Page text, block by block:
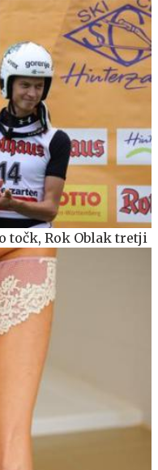
točk, Rok Oblak tretji